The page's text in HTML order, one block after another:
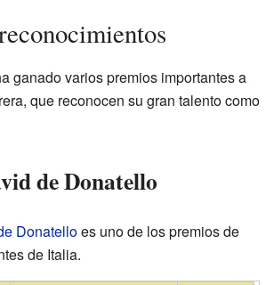
ganado varios premios importantes a
que reconocen su gran talento como
de Donatello
Donatelloes uno de los premios de
de Italia.